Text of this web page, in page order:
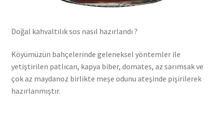
Doğal kahvaltılık sos nasıl hazırlandı ?
Köyümüzün bahçelerinde geleneksel yöntemler ile
yetiştirilen patlıcan, kapya biber, domates, az sarımsak ve
çok az maydanoz birlikte meşe odunu ateşinde pişirilerek
hazırlanmıştır.